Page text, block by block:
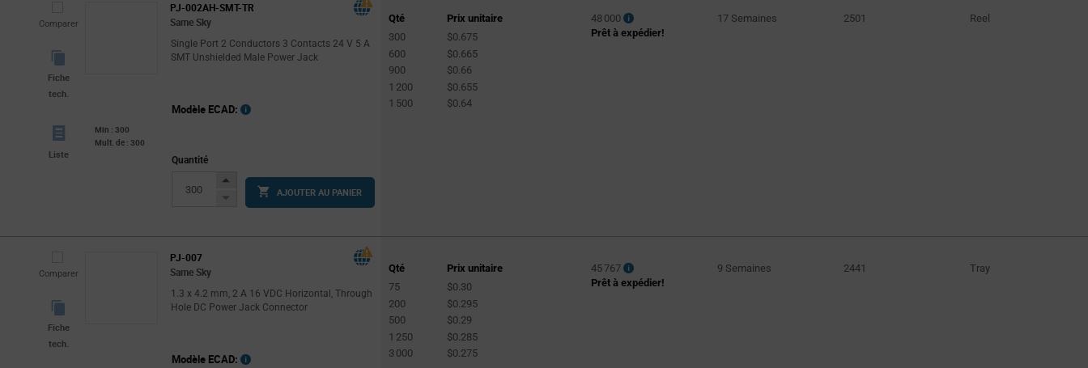
Comparer
Fiche
tech.
PJ-002AH-SMT-TR
Same Sky
Single Port 2 Conductors 3 Contacts 24 V 5 A
SMT Unshielded Male Power Jack
Liste
Min : 300
Mult. de : 300
Modèle ECAD:
Quantité
Increase
Button
Decrease
AJOUTER AU PANIER
Qté
Prix unitaire
300
$0.675
600
$0.665
900
$0.66
1 200
$0.655
1 500
$0.64
48 000
Prêt à expédier!
17 Semaines 2501 Reel
Comparer
Fiche
tech.
PJ-007
Same Sky
1.3 x 4.2 mm, 2 A 16 VDC Horizontal, Through
Hole DC Power Jack Connector
Modèle ECAD:
Qté
Prix unitaire
75
$0.30
200
$0.295
500
$0.29
1 250
$0.285
3 000
$0.275
45 767
Prêt à expédier!
9 Semaines 2441 Tray